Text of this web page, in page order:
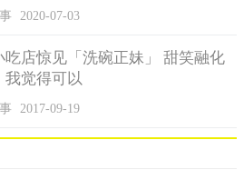
都拥有与众不同的代表，我国古代历
2020-07-03
吃店惊见「洗碗正妹」 甜笑融化
我觉得可以
2017-09-19